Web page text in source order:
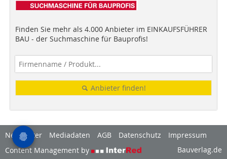
Finden Sie mehr als 4.000 Anbieter im EINKAUFSFÜHRER
BAU - der Suchmaschine für Bauprofis!
Anbieter finden!
Newsletter Mediadaten AGB Datenschutz
Impressum
Content Management by
Bauverlag.de